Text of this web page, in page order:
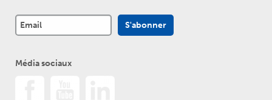
Média sociaux